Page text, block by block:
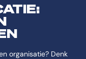
organisatie? Denk